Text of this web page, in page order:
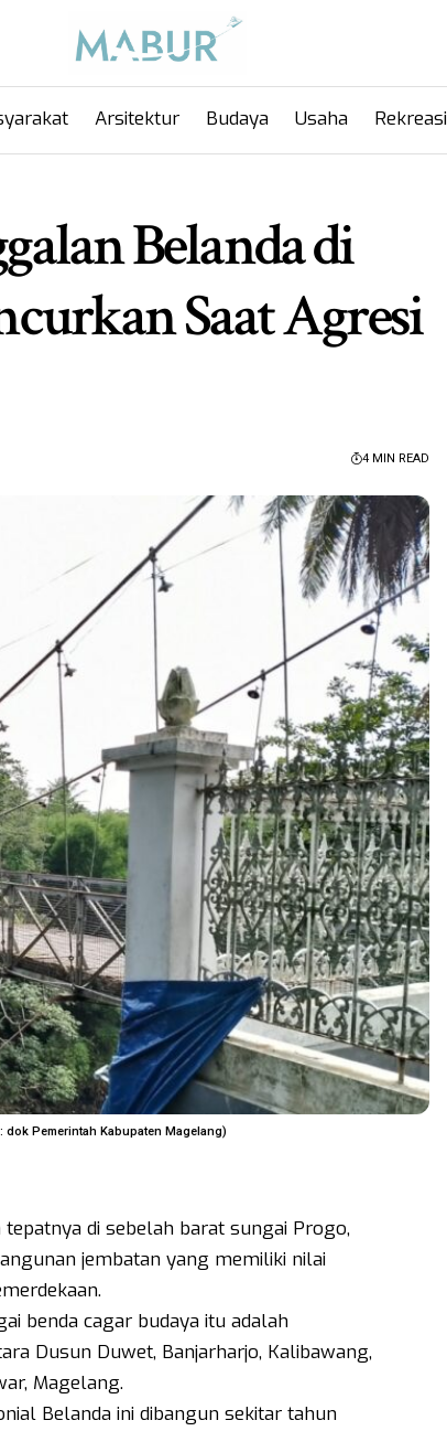
Arsitektur Budaya Usaha Rekreasi
Belanda di
Saat Agresi
4 MIN READ
Pemerintah Kabupaten Magelang)
di sebelah barat sungai Progo,
jembatan yang memiliki nilai
benda cagar budaya itu adalah
Dusun Duwet, Banjarharjo, Kalibawang,
Magelang.
Belanda ini dibangun sekitar tahun